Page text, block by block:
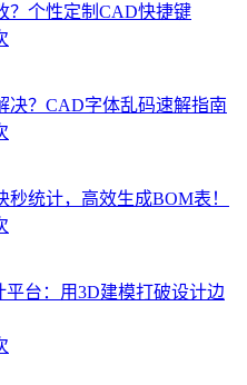
？个性定制CAD快捷键
决？CAD字体乱码速解指南
统计，高效生成BOM表！
台：用3D建模打破设计边